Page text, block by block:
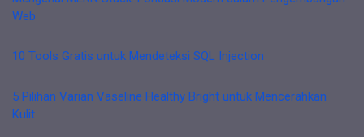
Web
10 Tools Gratis untuk Mendeteksi SQL Injection
5 Pilihan Varian Vaseline Healthy Bright untuk Mencerahkan
Kulit